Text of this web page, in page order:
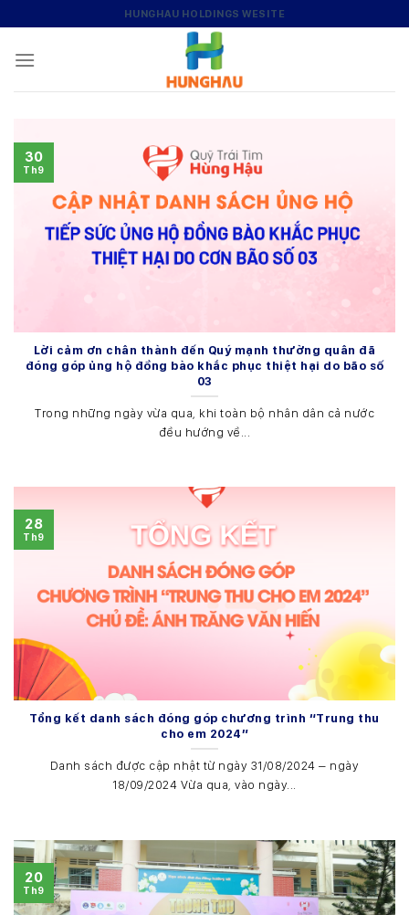
content
HUNGHAU HOLDINGS WESITE
Lời cảm ơn chân thành đến Quý mạnh thường quân đã
đóng góp ủng hộ đồng bào khắc phục thiệt hại do bão số
03
Trong những ngày vừa qua, khi toàn bộ nhân dân cả nước
đều hướng về...
30
Th9
Tổng kết danh sách đóng góp chương trình “Trung thu
cho em 2024”
Danh sách được cập nhật từ ngày 31/08/2024 – ngày
18/09/2024 Vừa qua, vào ngày...
28
Th9
20
Th9